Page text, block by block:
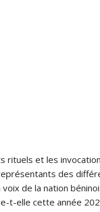
rituels et les
des
de la nation
t-elle cette année